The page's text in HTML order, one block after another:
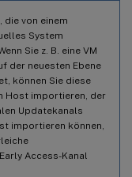
die von einem
System
Sie z. B. eine VM
der neuesten Ebene
können Sie diese
Host importieren, der
Updatekanals
importieren können,
Access-Kanal